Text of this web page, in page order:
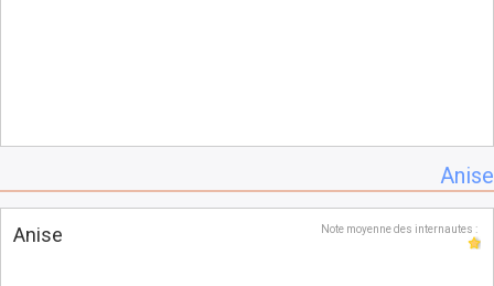
Anise
Anise Note moyenne des internautes :